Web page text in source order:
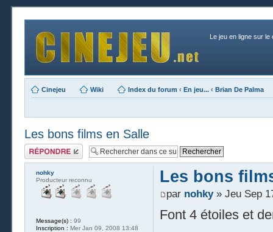
Le jeu en ligne sur le
Cinejeu Wiki Index du forum ‹ En jeu... ‹ Brian De Palma
Les bons films en Salle
Publier une
réponse
Les bons
par nohky» Jeu Sep
Font 4 étoiles et
nohky
Producteur reconnu
Message(s) : 99
Inscription : Mer Jan 09, 2008 13:48